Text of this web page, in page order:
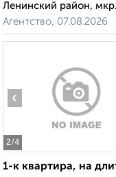
Ленинский район,
Агентство, 07.08.2026
2/4
‹
1-к квартира, на